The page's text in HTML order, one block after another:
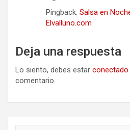
Pingback: Salsa en
Elvalluno.com
Deja una respuesta
Lo siento, debes estar conectado
comentario.